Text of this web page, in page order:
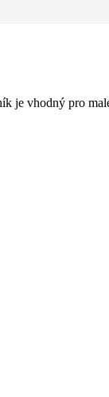
je vhodný pro